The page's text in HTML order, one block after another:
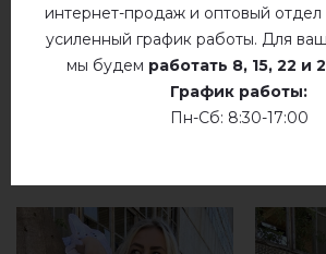
интернет-продаж и оптовый отдел
усиленный график работы. Для
мы будем работать 8, 15, 22 и
График работы:
Пн-Сб: 8:30-17:00